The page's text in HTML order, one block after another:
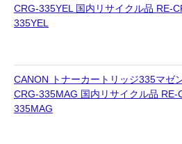
CRG-335YEL 国内リサイクル品 RE-
335YEL
CANON トナーカートリッジ335マゼ
CRG-335MAG 国内リサイクル品 RE-
335MAG